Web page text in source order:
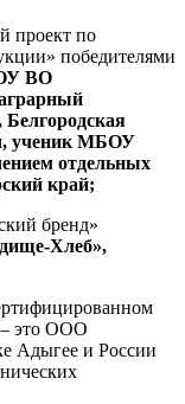
проект по
победителями
ВО
ученик МБОУ
отдельных
край;
бренд»
Хлеб»,
– это ООО
Адыгее и России